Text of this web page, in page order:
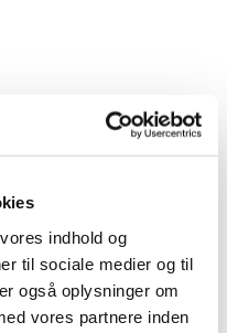
indhold og
til sociale medier og til
også oplysninger om
vores partnere inden